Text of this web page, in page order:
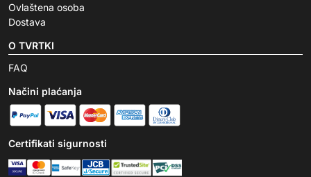
Ovlaštena osoba
Dostava
O TVRTKI
FAQ
Načini plaćanja
Certifikati sigurnosti